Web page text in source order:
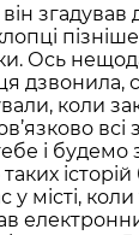
згадував
Ось
дзвонила,
коли
і будемо
у місті, коли